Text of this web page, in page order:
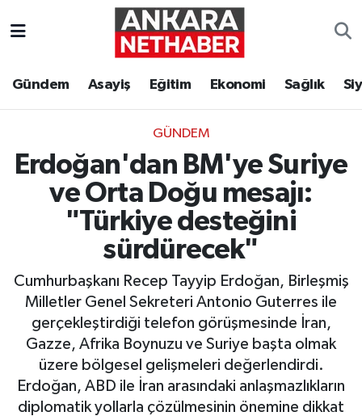
Gündem Asayiş Eğitim Ekonomi Sağlık
GÜNDEM
Erdoğan'dan BM'ye Suriye
ve Orta Doğu mesajı:
"Türkiye desteğini
sürdürecek"
Cumhurbaşkanı Recep Tayyip Erdoğan, Birleşmiş
Milletler Genel Sekreteri Antonio Guterres ile
gerçekleştirdiği telefon görüşmesinde İran,
Gazze, Afrika Boynuzu ve Suriye başta olmak
üzere bölgesel gelişmeleri değerlendirdi.
Erdoğan, ABD ile İran arasındaki anlaşmazlıkların
diplomatik yollarla çözülmesinin önemine dikkat
Ekonomi
Gündem
Resmi İlanlar
Sağlık
Siyaset
Ankara Hava Durumu
Tüm Manşetler
Son Dakika Haberleri